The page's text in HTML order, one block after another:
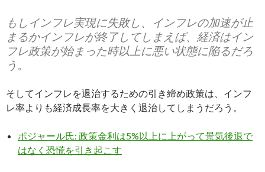
もしインフレ実現に失敗し、インフレの加速が止
まるかインフレが終了してしまえば、経済はイン
フレ政策が始まった時以上に悪い状態に陥るだろ
う。
そしてインフレを退治するための引き締め政策は、インフ
レ率よりも経済成長率を大きく退治してしまうだろう。
ポジャール氏: 政策金利は5%以上に上がって景気後退で
はなく恐慌を引き起こす